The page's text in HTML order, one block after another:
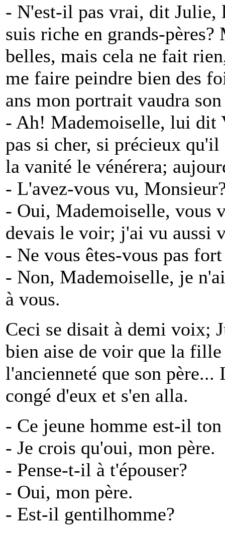
- N'est-il pas vrai, dit Julie,
suis riche en grands-pères?
belles, mais cela ne fait
me faire peindre bien des
ans mon portrait vaudra
- Ah! Mademoiselle, lui dit
pas si cher, si précieux
la vanité le vénérera;
- L'avez-vous vu,
- Oui, Mademoiselle, vous
devais le voir; j'ai vu aussi
- Ne vous êtes-vous pas
- Non, Mademoiselle, je
à vous.
Ceci se disait à demi voix;
bien aise de voir que la
l'ancienneté que son
congé d'eux et s'en alla.
- Ce jeune homme est-il
- Je crois qu'oui, mon père.
- Pense-t-il à t'épouser?
- Oui, mon père.
- Est-il gentilhomme?